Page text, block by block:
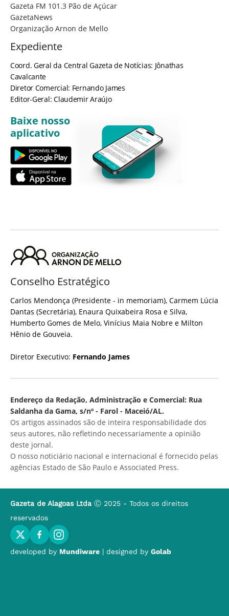
Gazeta FM 101.3 Pão de Açúcar
GazetaNews
Organização Arnon de Mello
Expediente
Coord. Geral da Central Gazeta de Notícias: Jônathas
Cavalcante
Diretor Comercial: Fernando James
Editor-Geral: Claudemir Araújo
Baixe nosso
aplicativo
Conselho Estratégico
Carlos Mendonça (Presidente - in memoriam), Carmem Lúcia
Dantas (Secretária), Enaura Quixabeira Rosa e Silva,
Humberto Gomes de Melo, Vinícius Maia Nobre e Milton
Hênio de Gouveia.
Diretor Executivo: Fernando James
Endereço da Redação, Administração e Comercial: Rua
Saldanha da Gama, s/nº - Farol - Maceió/AL.
Os artigos assinados são de inteira responsabilidade dos
seus autores, não refletindo necessariamente a opinião
deste jornal.
O nosso noticiário nacional e internacional é fornecido pelas
agências Estado de São Paulo e Associated Press.
Gazeta de Alagoas Ltda Ⓒ 2025 - Todos os direitos
reservados
developed by Mundiware | designed by Golab